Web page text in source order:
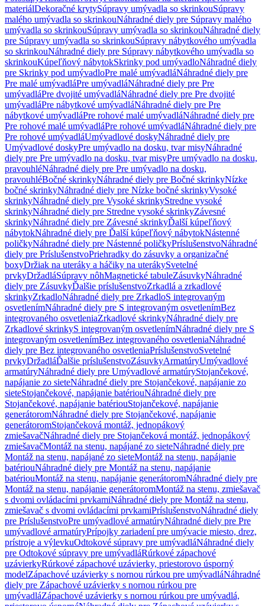
materiálDekoračné krytySúpravy umývadla so skrinkouSúpravy
malého umývadla so skrinkouNáhradné diely pre Súpravy malého
umývadla so skrinkouSúpravy umývadla so skrinkouNáhradné diely
pre Súpravy umývadla so skrinkouSúpravy nábytkového umývadla
so skrinkouNáhradné diely pre Súpravy nábytkového umývadla so
skrinkouKúpeľňový nábytokSkrinky pod umývadloNáhradné diely
pre Skrinky pod umývadloPre malé umývadláNáhradné diely pre
Pre malé umývadláPre umývadláNáhradné diely pre Pre
umývadláPre dvojité umývadláNáhradné diely pre Pre dvojité
umývadláPre nábytkové umývadláNáhradné diely pre Pre
nábytkové umývadláPre rohové malé umývadláNáhradné diely pre
Pre rohové malé umývadláPre rohové umývadláNáhradné diely pre
Pre rohové umývadláUmývadlové doskyNáhradné diely pre
Umývadlové doskyPre umývadlo na dosku, tvar misyNáhradné
diely pre Pre umývadlo na dosku, tvar misyPre umývadlo na dosku,
pravouhléNáhradné diely pre Pre umývadlo na dosku,
pravouhléBočné skrinkyNáhradné diely pre Bočné skrinkyNízke
bočné skrinkyNáhradné diely pre Nízke bočné skrinkyVysoké
skrinkyNáhradné diely pre Vysoké skrinkyStredne vysoké
skrinkyNáhradné diely pre Stredne vysoké skrinkyZávesné
skrinkyNáhradné diely pre Závesné skrinkyĎalší kúpeľňový
nábytokNáhradné diely pre Ďalší kúpeľňový nábytokNástenné
poličkyNáhradné diely pre Nástenné poličkyPríslušenstvoNáhradné
diely pre PríslušenstvoPriehradky do zásuvky a organizačné
boxyDržiak na uteráky a háčiky na uterákySvetelné
prvkyDržadláSúpravy nôhMagnetické tabuleZásuvkyNáhradné
diely pre ZásuvkyĎalšie príslušenstvoZrkadlá a zrkadlové
skrinkyZrkadloNáhradné diely pre ZrkadloS integrovaným
osvetlenímNáhradné diely pre S integrovaným osvetlenímBez
integrovaného osvetleniaZrkadlové skrinkyNáhradné diely pre
Zrkadlové skrinkyS integrovaným osvetlenímNáhradné diely pre S
integrovaným osvetlenímBez integrovaného osvetleniaNáhradné
diely pre Bez integrovaného osvetleniaPríslušenstvoSvetelné
prvkyDržadláĎalšie príslušenstvoZásuvkyArmatúryUmývadlové
armatúryNáhradné diely pre Umývadlové armatúryStojančekové,
napájanie zo sieteNáhradné diely pre Stojančekové, napájanie zo
sieteStojančekové, napájanie batériouNáhradné diely pre
Stojančekové, napájanie batériouStojančekové, napájanie
generátoromNáhradné diely pre Stojančekové, napájanie
generátoromStojančeková montáž, jednopákový
zmiešavačNáhradné diely pre Stojančeková montáž, jednopákový
zmiešavačMontáž na stenu, napájané zo sieteNáhradné diely pre
Montáž na stenu, napájané zo sieteMontáž na stenu, napájanie
batériouNáhradné diely pre Montáž na stenu, napájanie
batériouMontáž na stenu, napájanie generátoromNáhradné diely pre
Montáž na stenu, napájanie generátoromMontáž na stenu, zmiešavač
s dvomi ovládacími prvkamiNáhradné diely pre Montáž na stenu,
zmiešavač s dvomi ovládacími prvkamiPríslušenstvoNáhradné diely
pre PríslušenstvoPre umývadlové armatúryNáhradné diely pre Pre
umývadlové armatúryPrípojky zariadení pre umývacie miesto, drez,
prístroje a výlevkuOdtokové súpravy pre umývadláNáhradné diely
pre Odtokové súpravy pre umývadláRúrkové zápachové
uzávierkyRúrkové zápachové uzávierky, priestorovo úsporný
modelZápachové uzávierky s nornou rúrkou pre umývadláNáhradné
diely pre Zápachové uzávierky s nornou rúrkou pre
umývadláZápachové uzávierky s nornou rúrkou pre umývadlá,